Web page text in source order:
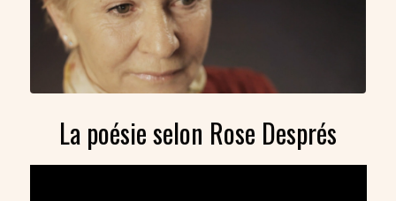
La poésie selon Rose Després